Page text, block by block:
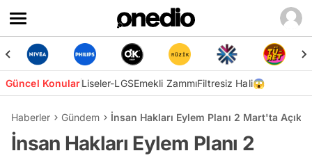
Güncel KonularLiseler-LGSEmekli ZammıFiltresiz Hali😱
Haberler Gündem İnsan Hakları Eylem Planı 2 Mart'ta
İnsan Hakları Eylem Planı 2